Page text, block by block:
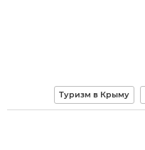
Туризм в Крыму